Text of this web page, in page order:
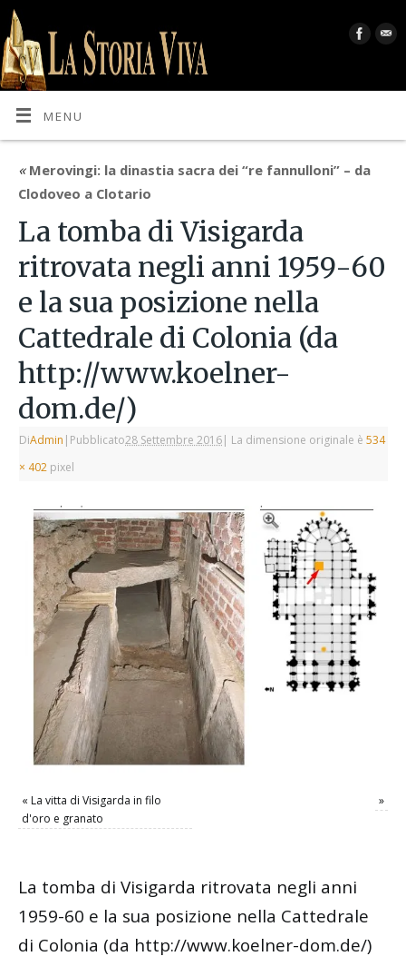
MENU
«Merovingi: la dinastia sacra dei “re fannulloni” – da
Clodoveo a Clotario
La tomba di Visigarda
ritrovata negli anni 1959-60
e la sua posizione nella
Cattedrale di Colonia (da
http://www.koelner-
dom.de/)
DiAdmin | Pubblicato28 Settembre 2016| La dimensione originale è534
× 402 pixel
« La vitta di Visigarda in filo
d'oro e granato
»
La tomba di Visigarda ritrovata negli anni
1959-60 e la sua posizione nella Cattedrale
di Colonia (da http://www.koelner-dom.de/)